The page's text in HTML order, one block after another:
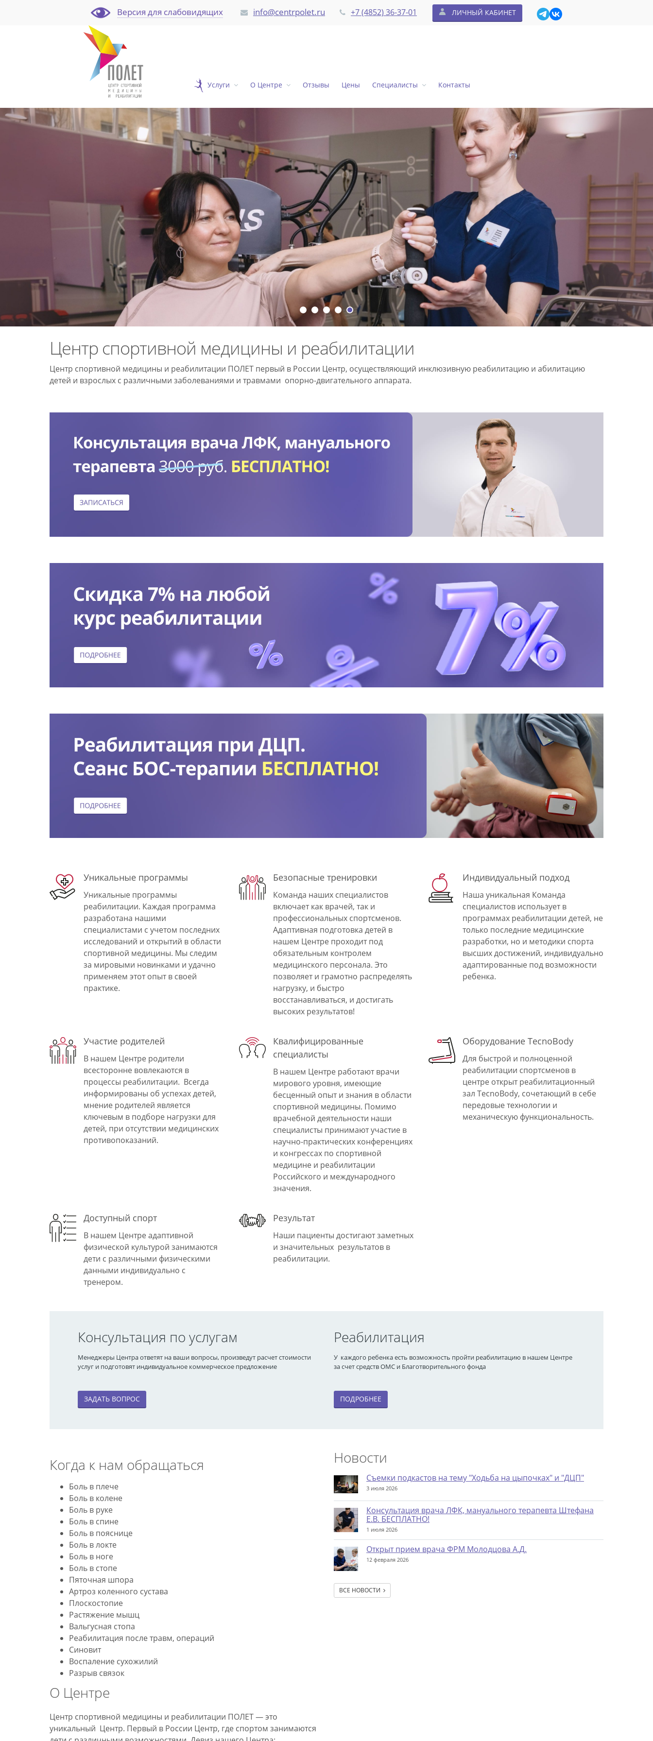
Версия для слабовидящих info@centrpolet.ru +7 (4852) 36-37-01 ЛИЧНЫЙ КАБИНЕТ
Услуги О Центре Отзывы Цены Специалисты Контакты
Центр спортивной медицины и реабилитации
Центр спортивной медицины и реабилитации ПОЛЕТ первый в России Центр, осуществляющий инклюзивную реабилитацию и абилитацию
детей и взрослых с различными заболеваниями и травмами опорно-двигательного аппарата.
Уникальные программы
Уникальные программы
реабилитации. Каждая программа
разработана нашими
специалистами с учетом последних
исследований и открытий в области
спортивной медицины. Мы следим
за мировыми новинками и удачно
применяем этот опыт в своей
практике.
Безопасные тренировки
Команда наших специалистов
включает как врачей, так и
профессиональных спортсменов.
Адаптивная подготовка детей в
нашем Центре проходит под
обязательным контролем
медицинского персонала. Это
позволяет и грамотно распределять
нагрузку, и быстро
восстанавливаться, и достигать
высоких результатов!
Индивидуальный подход
Наша уникальная Команда
специалистов использует в
программах реабилитации детей, не
только последние медицинские
разработки, но и методики спорта
высших достижений, индивидуально
адаптированные под возможности
ребенка.
Участие родителей
В нашем Центре родители
всесторонне вовлекаются в
процессы реабилитации. Всегда
информированы об успехах детей,
мнение родителей является
ключевым в подборе нагрузки для
детей, при отсутствии медицинских
противопоказаний.
Квалифицированные
специалисты
В нашем Центре работают врачи
мирового уровня, имеющие
бесценный опыт и знания в области
спортивной медицины. Помимо
врачебной деятельности наши
специалисты принимают участие в
научно-практических конференциях
и конгрессах по спортивной
медицине и реабилитации
Российского и международного
значения.
Оборудование TecnoBody
Для быстрой и полноценной
реабилитации спортсменов в
центре открыт реабилитационный
зал TecnoBody, сочетающий в себе
передовые технологии и
механическую функциональность.
Доступный спорт
В нашем Центре адаптивной
физической культурой занимаются
дети с различными физическими
данными индивидуально с
тренером.
Результат
Наши пациенты достигают заметных
и значительных результатов в
реабилитации.
Консультация по услугам
Менеджеры Центра ответят на ваши вопросы, произведут расчет стоимости
услуг и подготовят индивидуальное коммерческое предложение
ЗАДАТЬ ВОПРОС
Реабилитация
У каждого ребенка есть возможность пройти реабилитацию в нашем Центре
за счет средств ОМС и Благотворительного фонда
ПОДРОБНЕЕ
Когда к нам обращаться
Боль в плече
Боль в колене
Боль в руке
Боль в спине
Боль в пояснице
Боль в локте
Боль в ноге
Боль в стопе
Пяточная шпора
Артроз коленного сустава
Плоскостопие
Растяжение мышц
Вальгусная стопа
Реабилитация после травм, операций
Синовит
Воспаление сухожилий
Разрыв связок
О Центре
Центр спортивной медицины и реабилитации ПОЛЕТ — это
уникальный Центр. Первый в России Центр, где спортом занимаются
Новости
Съемки подкастов на тему "Ходьба на цыпочках" и "ДЦП"
3 июля 2026
Консультация врача ЛФК, мануального терапевта Штефана
Е.В. БЕСПЛАТНО!
1 июля 2026
Открыт прием врача ФРМ Молодцова А.Д.
12 февраля 2026
ВСЕ НОВОСТИ